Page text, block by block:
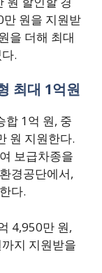
원을 지원받
을 더해 최대
.
최대 1억원
합 1억 원, 중
원 지원한다.
보급차종을
경공단에서,
다.
4,950만 원,
지 지원받을